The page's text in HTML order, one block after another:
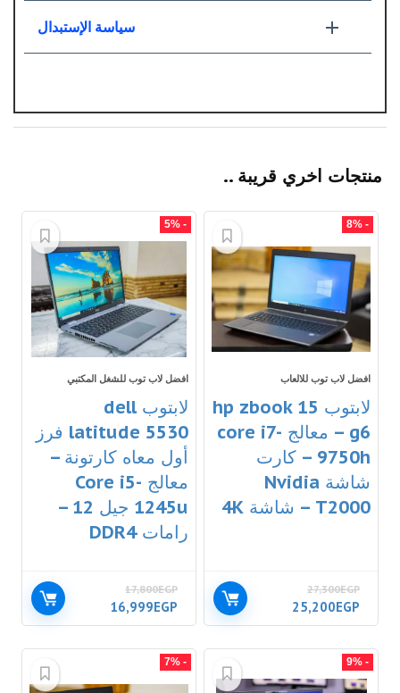
سياسة الإستبدال
منتجات اخري قريبة ..
- 8%
افضل لاب توب للالعاب
لابتوب hp zbook 15
g6 – معالج core i7-
9750h – كارت
شاشة Nvidia
T2000 – شاشة 4K
27,300EGP
25,200EGP
- 5%
افضل لاب توب للشغل المكتبي
لابتوب dell
latitude 5530 فرز
أول معاه كارتونة –
معالج Core i5-
1245u جيل 12 –
رامات DDR4
17,800EGP
16,999EGP
- 9%
- 7%